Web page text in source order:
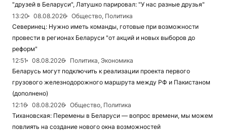
"друзей в Беларуси", Латушко парировал: "У нас разные друзья"
13:20
08.08.2026
Общество, Политика
Северинец: Нужно иметь команды, готовые при возможности
провести в регионах Беларуси "от акций и новых выборов до
реформ"
12:51
08.08.2026
Политика, Экономика
Беларусь могут подключить к реализации проекта первого
грузового железнодорожного маршрута между РФ и Пакистаном
(дополнено)
12:16
08.08.2026
Общество, Политика
Тихановская: Перемены в Беларуси — вопрос времени, мы можем
повлиять на создание нового окна возможностей